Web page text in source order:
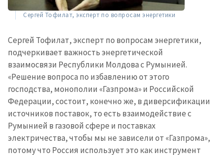
Сергей Тофилат, эксперт по вопросам энергетики
Сергей Тофилат, эксперт по вопросам энергетики,
подчеркивает важность энергетической
взаимосвязи Республики Молдова с Румынией.
«Решение вопроса по избавлению от этого
господства, монополии «Газпрома» и Российской
Федерации, состоит, конечно же, в диверсификации
источников поставок, то есть взаимодействие с
Румынией в газовой сфере и поставках
электричества, чтобы мы не зависели от «Газпрома»,
потому что Россия использует это как инструмент